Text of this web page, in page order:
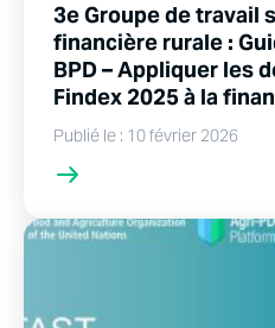
3e Groupe de travail
financière rurale :
BPD – Appliquer les
Findex 2025 à la
Publié le : 10 février 2026